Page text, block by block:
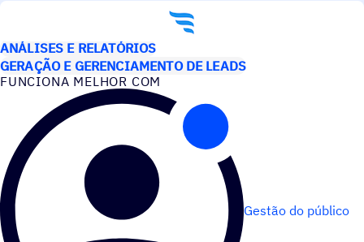
ANÁLISES E RELATÓRIOS
GERAÇÃO E GERENCIAMENTO DE LEADS
FUNCIONA MELHOR COM
Gestão do público